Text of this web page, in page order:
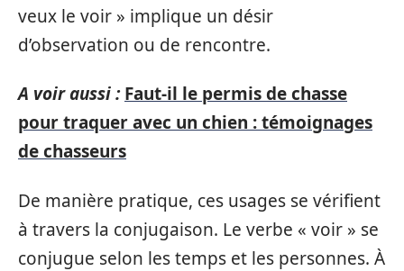
veux le voir » implique un désir
d’observation ou de rencontre.
A voir aussi : Faut-il le permis de chasse
pour traquer avec un chien : témoignages
de chasseurs
De manière pratique, ces usages se vérifient
à travers la conjugaison. Le verbe « voir » se
conjugue selon les temps et les personnes. À